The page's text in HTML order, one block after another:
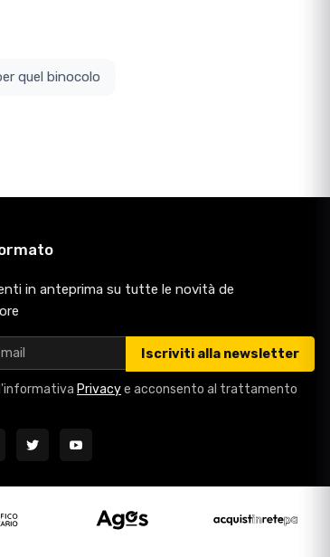
per quel binocolo
in anteprima su tutte le novità de
Iscriviti alla newsletter
Privacye acconsento al trattamento